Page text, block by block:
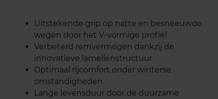
Uitstekende grip op natte en besneeuwde
wegen door het V-vormige profiel
Verbeterd remvermogen dankzij de
innovatieve lamellenstructuur
Optimaal rijcomfort onder winterse
omstandigheden
Lange levensduur door de duurzame